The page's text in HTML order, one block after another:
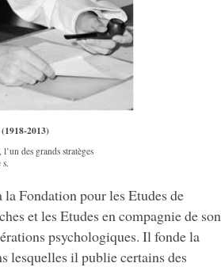
2013)
des grands stratèges
Fondation pour les Etudes de
et les Etudes en compagnie de son
psychologiques. Il fonde la
lesquelles il publie certains des